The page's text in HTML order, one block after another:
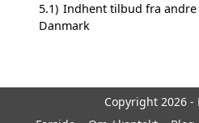
5.1) Indhent tilbud fra
Danmark
Copyright 2026 -